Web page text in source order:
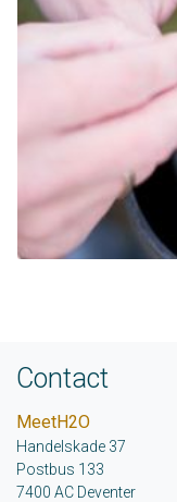
Contact
MeetH2O
Handelskade 37
Postbus 133
7400 AC Deventer